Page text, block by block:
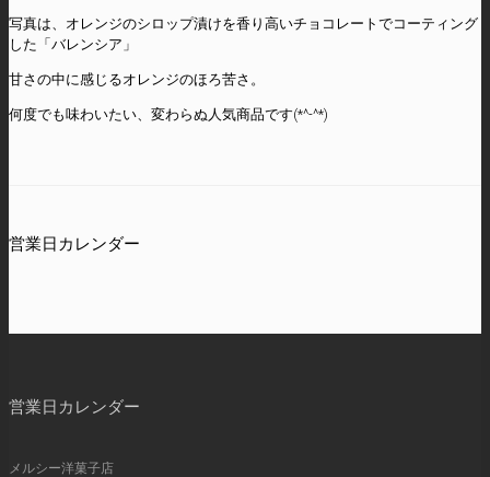
写真は、オレンジのシロップ漬けを香り高いチョコレートでコーティング
した「バレンシア」
甘さの中に感じるオレンジのほろ苦さ。
何度でも味わいたい、変わらぬ人気商品です(*^-^*)
営業日カレンダー
営業日カレンダー
メルシー洋菓子店